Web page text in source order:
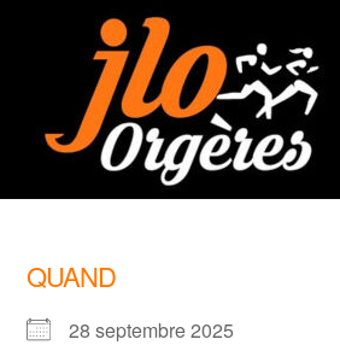
QUAND
28 septembre 2025